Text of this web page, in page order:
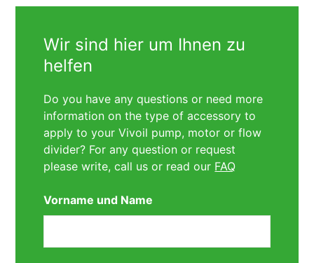
Wir sind hier um Ihnen zu
helfen
Do you have any questions or need more
information on the type of accessory to
apply to your Vivoil pump, motor or flow
divider? For any question or request
please write, call us or read our FAQ
Vorname und Name